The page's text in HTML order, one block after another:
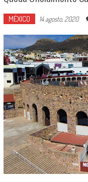
MÉXICO 14 agosto, 2020